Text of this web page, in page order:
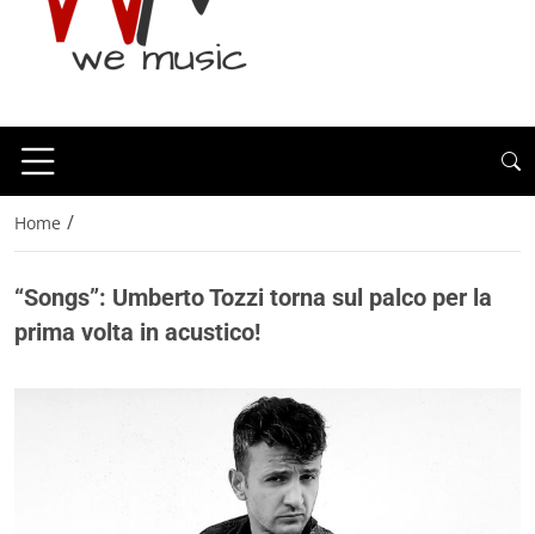
Home /
“Songs”: Umberto Tozzi torna sul palco per la
prima volta in acustico!